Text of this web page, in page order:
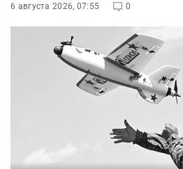
6 августа 2026, 07:55 0